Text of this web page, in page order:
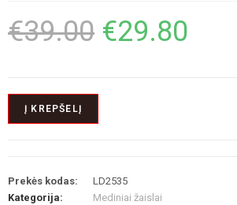
€39.00 €29.80
Į KREPŠELĮ
Prekės kodas:
LD2535
Kategorija:
Mediniai žaislai